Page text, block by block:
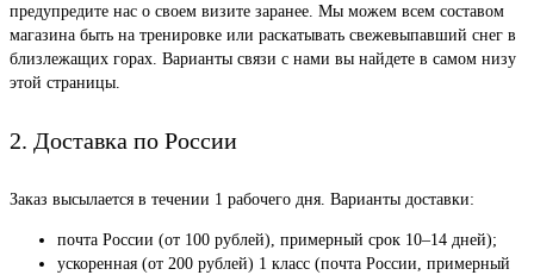
предупредите нас о своем визите заранее. Мы можем всем составом
магазина быть на тренировке или раскатывать свежевыпавший снег в
близлежащих горах. Варианты связи с нами вы найдете в самом низу
этой страницы.
2. Доставка по России
Заказ высылается в течении 1 рабочего дня. Варианты доставки:
почта России (от 100 рублей), примерный срок 10–14 дней);
ускоренная (от 200 рублей) 1 класс (почта России, примерный